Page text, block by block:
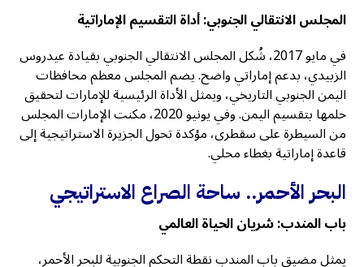
المجلس الانتقالي الجنوبي: أداة التقسيم الإماراتية
في مايو 2017، شُكل المجلس الانتقالي الجنوبي بقيادة عيدروس
الزبيدي، بدعم إماراتي واضح. يضم المجلس معظم محافظات
اليمن الجنوبي التاريخي، ويمثل الأداة الرئيسية للإمارات لتحقيق
حلمها بتقسيم اليمن. وفي يونيو 2020، مكنت الإمارات المجلس
من السيطرة على سقطرى، مؤكدة تحول الجزيرة الاستراتيجية إلى
قاعدة إماراتية بغطاء محلي.
البحر الأحمر.. ساحة الصراع الاستراتيجي
باب المندب: شريان الحياة العالمي
يمثل مضيق باب المندب نقطة التحكم الجنوبية للبحر الأحمر،